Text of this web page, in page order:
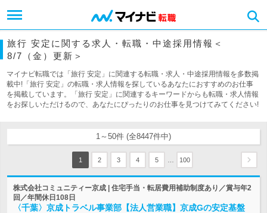
旅行 安定に関する求人・転職・中途採用情報＜
8/7（金）更新＞
マイナビ転職では「旅行 安定」に関連する転職・求人・中途採用情報を多数掲
載中!「旅行 安定」の転職・求人情報を探しているあなたにおすすめのお仕事
を掲載しています。「旅行 安定」に関連するキーワードからも転職・求人情報
をお探しいただけるので、あなたにぴったりのお仕事を見つけてみてください!
1～50件 (全8447件中)
1 2 3 4 5 100
株式会社コミュニティー京成 | 住宅手当・転居費用補助制度あり／賞与年2
回／年間休日108日
〈千葉〉京成トラベル事業部【法人営業職】京成Gの安定基盤